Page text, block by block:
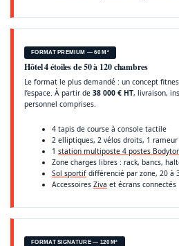
FORMAT PREMIUM — 60 M²
Hôtel 4 étoiles de 50 à 120 chambres
Le format le plus demandé : un concept
l’espace. À partir de 38 000 € HT, livraison,
personnel comprises.
4 tapis de course à console tactile
2 elliptiques, 2 vélos droits, 1 rameur
1 station multiposte 4 postes
Zone charges libres : rack, bancs,
Sol sportif différencié par zone, 20 à
Accessoires Ziva et écrans connectés
FORMAT SIGNATURE — 120 M²